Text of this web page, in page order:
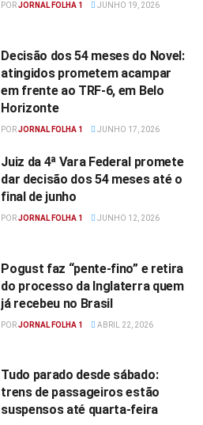
PORJORNAL FOLHA 1 JUNHO 19, 2026
Decisão dos 54 meses do Novel:
atingidos prometem acampar
em frente ao TRF-6, em Belo
Horizonte
PORJORNAL FOLHA 1 JUNHO 17, 2026
Juiz da 4ª Vara Federal promete
dar decisão dos 54 meses até o
final de junho
PORJORNAL FOLHA 1 JUNHO 12, 2026
Pogust faz “pente-fino” e retira
do processo da Inglaterra quem
já recebeu no Brasil
PORJORNAL FOLHA 1 ABRIL 22, 2026
Tudo parado desde sábado:
trens de passageiros estão
suspensos até quarta-feira